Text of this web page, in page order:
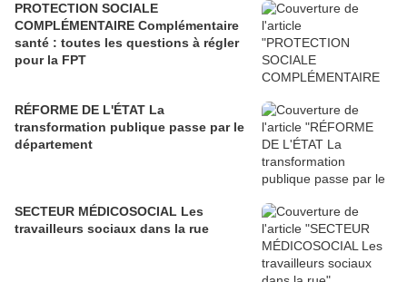
PROTECTION SOCIALE
COMPLÉMENTAIRE Complémentaire
santé : toutes les questions à régler
pour la FPT
RÉFORME DE L'ÉTAT La
transformation publique passe par le
département
SECTEUR MÉDICOSOCIAL Les
travailleurs sociaux dans la rue